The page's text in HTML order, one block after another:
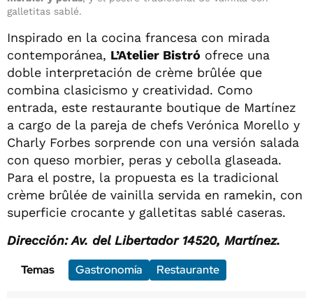
galletitas sablé.
Inspirado en la cocina francesa con mirada
contemporánea, L’Atelier Bistró ofrece una
doble interpretación de crème brûlée que
combina clasicismo y creatividad. Como
entrada, este restaurante boutique de Martínez
a cargo de la pareja de chefs Verónica Morello y
Charly Forbes sorprende con una versión salada
con queso morbier, peras y cebolla glaseada.
Para el postre, la propuesta es la tradicional
crème brûlée de vainilla servida en ramekin, con
superficie crocante y galletitas sablé caseras.
Dirección: Av. del Libertador 14520, Martínez.
Temas
Gastronomía Restaurante